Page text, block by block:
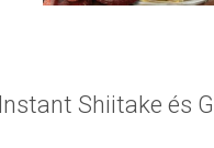
Shiitake és